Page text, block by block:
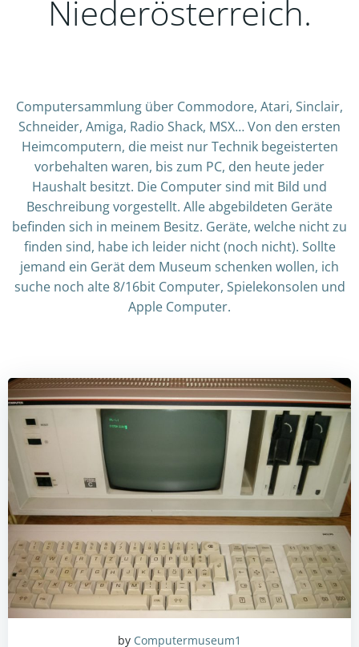
Niederösterreich.
Computersammlung über Commodore, Atari, Sinclair,
Schneider, Amiga, Radio Shack, MSX… Von den ersten
Heimcomputern, die meist nur Technik begeisterten
vorbehalten waren, bis zum PC, den heute jeder
Haushalt besitzt. Die Computer sind mit Bild und
Beschreibung vorgestellt. Alle abgebildeten Geräte
befinden sich in meinem Besitz. Geräte, welche nicht zu
finden sind, habe ich leider nicht (noch nicht). Sollte
jemand ein Gerät dem Museum schenken wollen, ich
suche noch alte 8/16bit Computer, Spielekonsolen und
Apple Computer.
by Computermuseum1